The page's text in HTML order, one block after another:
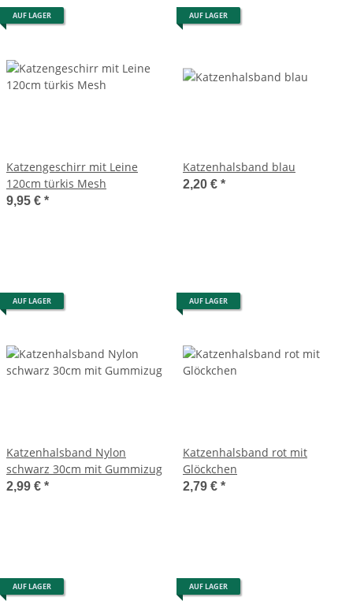
AUF LAGER
Katzengeschirr mit Leine
120cm türkis Mesh
9,95 € *
AUF LAGER
Katzenhalsband blau
2,20 € *
AUF LAGER
Katzenhalsband Nylon
schwarz 30cm mit Gummizug
2,99 € *
AUF LAGER
Katzenhalsband rot mit
Glöckchen
2,79 € *
AUF LAGER AUF LAGER